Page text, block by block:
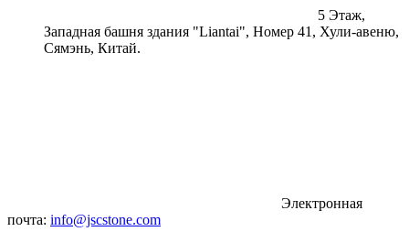
5 Этаж,
Западная башня здания "Liantai", Номер 41, Хули-авеню,
Сямэнь, Китай.
Электронная
почта: info@jscstone.com